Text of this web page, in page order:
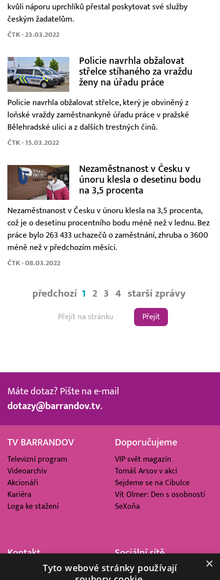
kvůli náporu uprchlíků přestal poskytovat své služby
českým žadatelům.
ČTK - 23.03.2022
Policie navrhla obžalovat
střelce stíhaného za vraždu
ženy na úřadu práce
Policie navrhla obžalovat střelce, který je obviněný z
loňské vraždy zaměstnankyně úřadu práce v pražské
Bělehradské ulici a z dalších trestných činů.
ČTK - 15.03.2022
Nezaměstnanost v Česku v
únoru klesla o desetinu bodu
na 3,5 procenta
Nezaměstnanost v Česku v únoru klesla na 3,5 procenta,
což je o desetinu procentního bodu méně než v lednu. Bez
práce bylo 263 433 uchazečů o zaměstnání, zhruba o 3600
méně než v předchozím měsíci.
ČTK - 08.03.2022
předchozí 1 2 3 4 starší zprávy
Přejít
Máte dotaz? Pište na e-mail
dotazy@barrandov.tv.
TV BARRANDOV
Televizní program
Videoarchiv
Akcionáři
Kariéra
Loga ke stažení
Doporučujeme
VIP svět magazín
Tomáš Arsov v akci
Sejdeme se na Cibulce
Vít Olmer: Den s osobností
SeXoňa
Kontakt
Barrandov Televizní Studio,
Sociální sítě
×
Tyto webové stránky používají